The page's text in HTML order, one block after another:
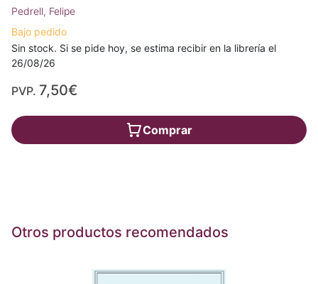
Pedrell, Felipe
Bajo pedido
Sin stock. Si se pide hoy, se estima recibir en la librería el
26/08/26
PVP. 7,50€
Comprar
Otros productos recomendados